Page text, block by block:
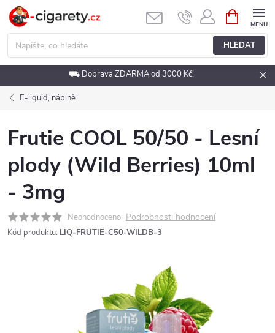
Přejít
obsah
HLEDAT
NÁKUPNÍ
KOŠÍK
⛟ Doprava ZDARMA od 3000 Kč!
E-liquid, náplně
Frutie COOL 50/50 - Lesní
plody (Wild Berries) 10ml
- 3mg
Neohodnoceno Podrobnosti hodnocení
Kód produktu: LIQ-FRUTIE-C50-WILDB-3